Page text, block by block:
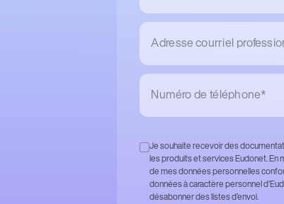
Adresse courriel
Numéro de téléphone*
Je souhaite recevoir des
les produits et services Eudonet. En
de mes données personnelles
données à caractère personnel
désabonner des listes d’envoi.